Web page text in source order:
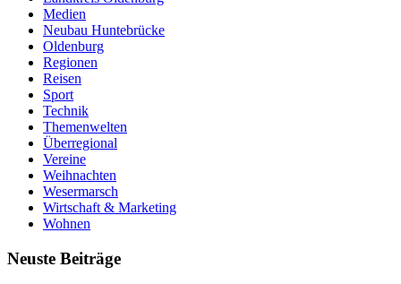
Medien
Neubau Huntebrücke
Oldenburg
Regionen
Reisen
Sport
Technik
Themenwelten
Überregional
Vereine
Weihnachten
Wesermarsch
Wirtschaft & Marketing
Wohnen
Neuste Beiträge